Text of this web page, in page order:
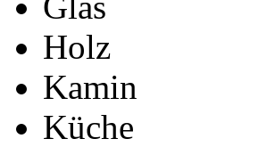
Holz
Kamin
Küche